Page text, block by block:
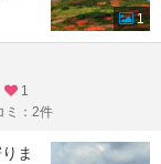
1
1
ミ：2件
ま